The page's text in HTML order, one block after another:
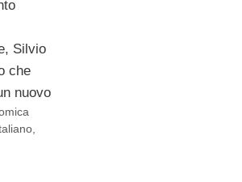
Silvio
che
nuovo